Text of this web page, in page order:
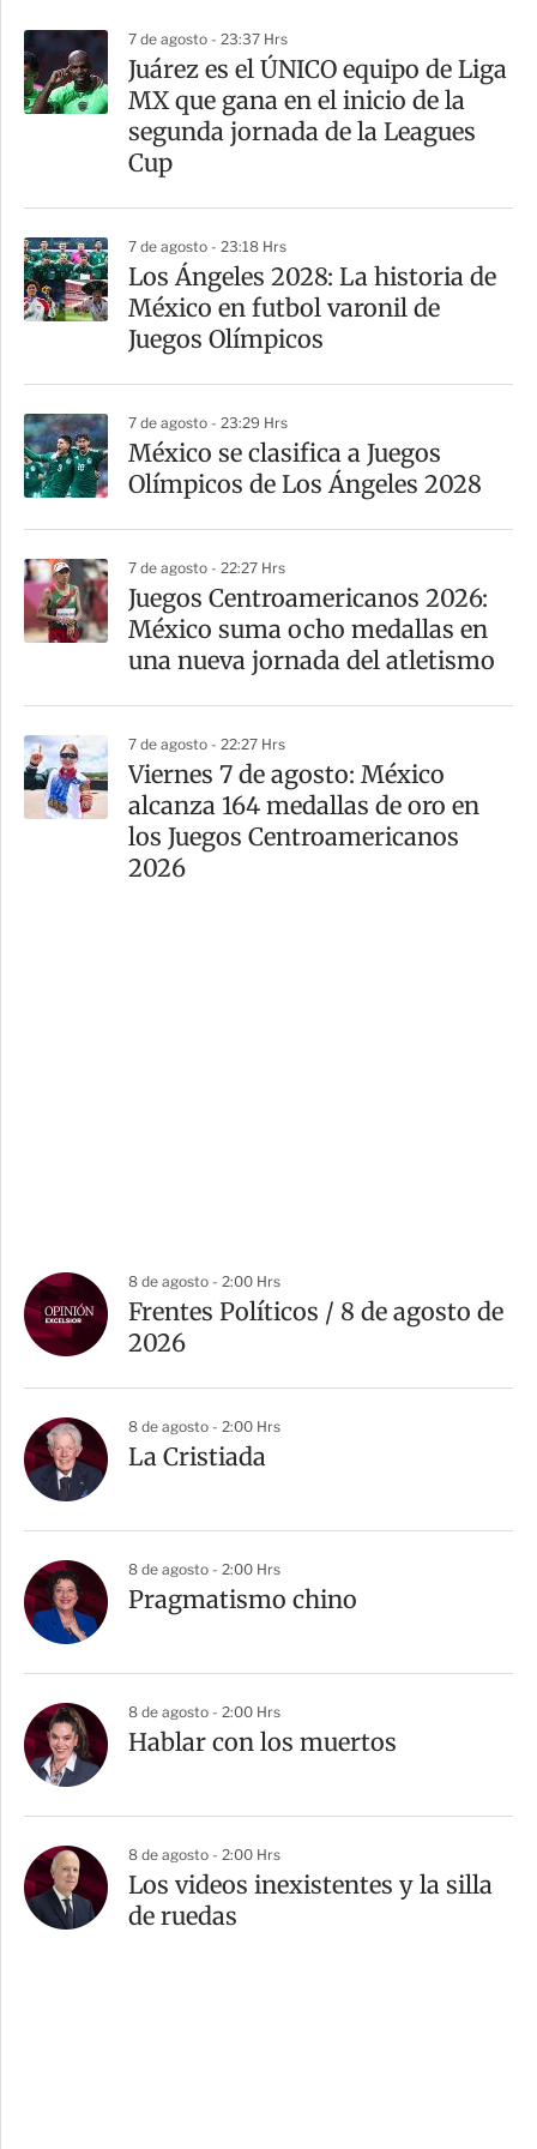
a
r
t
7 de agosto - 23:37 Hrs
Juárez es el ÚNICO equipo de Liga
MX que gana en el inicio de la
segunda jornada de la Leagues
Cup
7 de agosto - 23:18 Hrs
Los Ángeles 2028: La historia de
México en futbol varonil de
Juegos Olímpicos
7 de agosto - 23:29 Hrs
México se clasifica a Juegos
Olímpicos de Los Ángeles 2028
7 de agosto - 22:27 Hrs
Juegos Centroamericanos 2026:
México suma ocho medallas en
una nueva jornada del atletismo
7 de agosto - 22:27 Hrs
Viernes 7 de agosto: México
alcanza 164 medallas de oro en
los Juegos Centroamericanos
2026
8 de agosto - 2:00 Hrs
Frentes Políticos / 8 de agosto de
2026
8 de agosto - 2:00 Hrs
La Cristiada
8 de agosto - 2:00 Hrs
Pragmatismo chino
8 de agosto - 2:00 Hrs
Hablar con los muertos
8 de agosto - 2:00 Hrs
Los videos inexistentes y la silla
de ruedas